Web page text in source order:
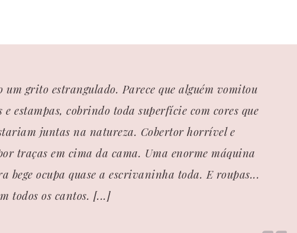
um grito estrangulado. Parece que alguém vomitou
estampas, cobrindo toda superfície com cores que
juntas na natureza. Cobertor horrível e
traças em cima da cama. Uma enorme máquina
bege ocupa quase a escrivaninha toda. E roupas...
todos os cantos. [...]